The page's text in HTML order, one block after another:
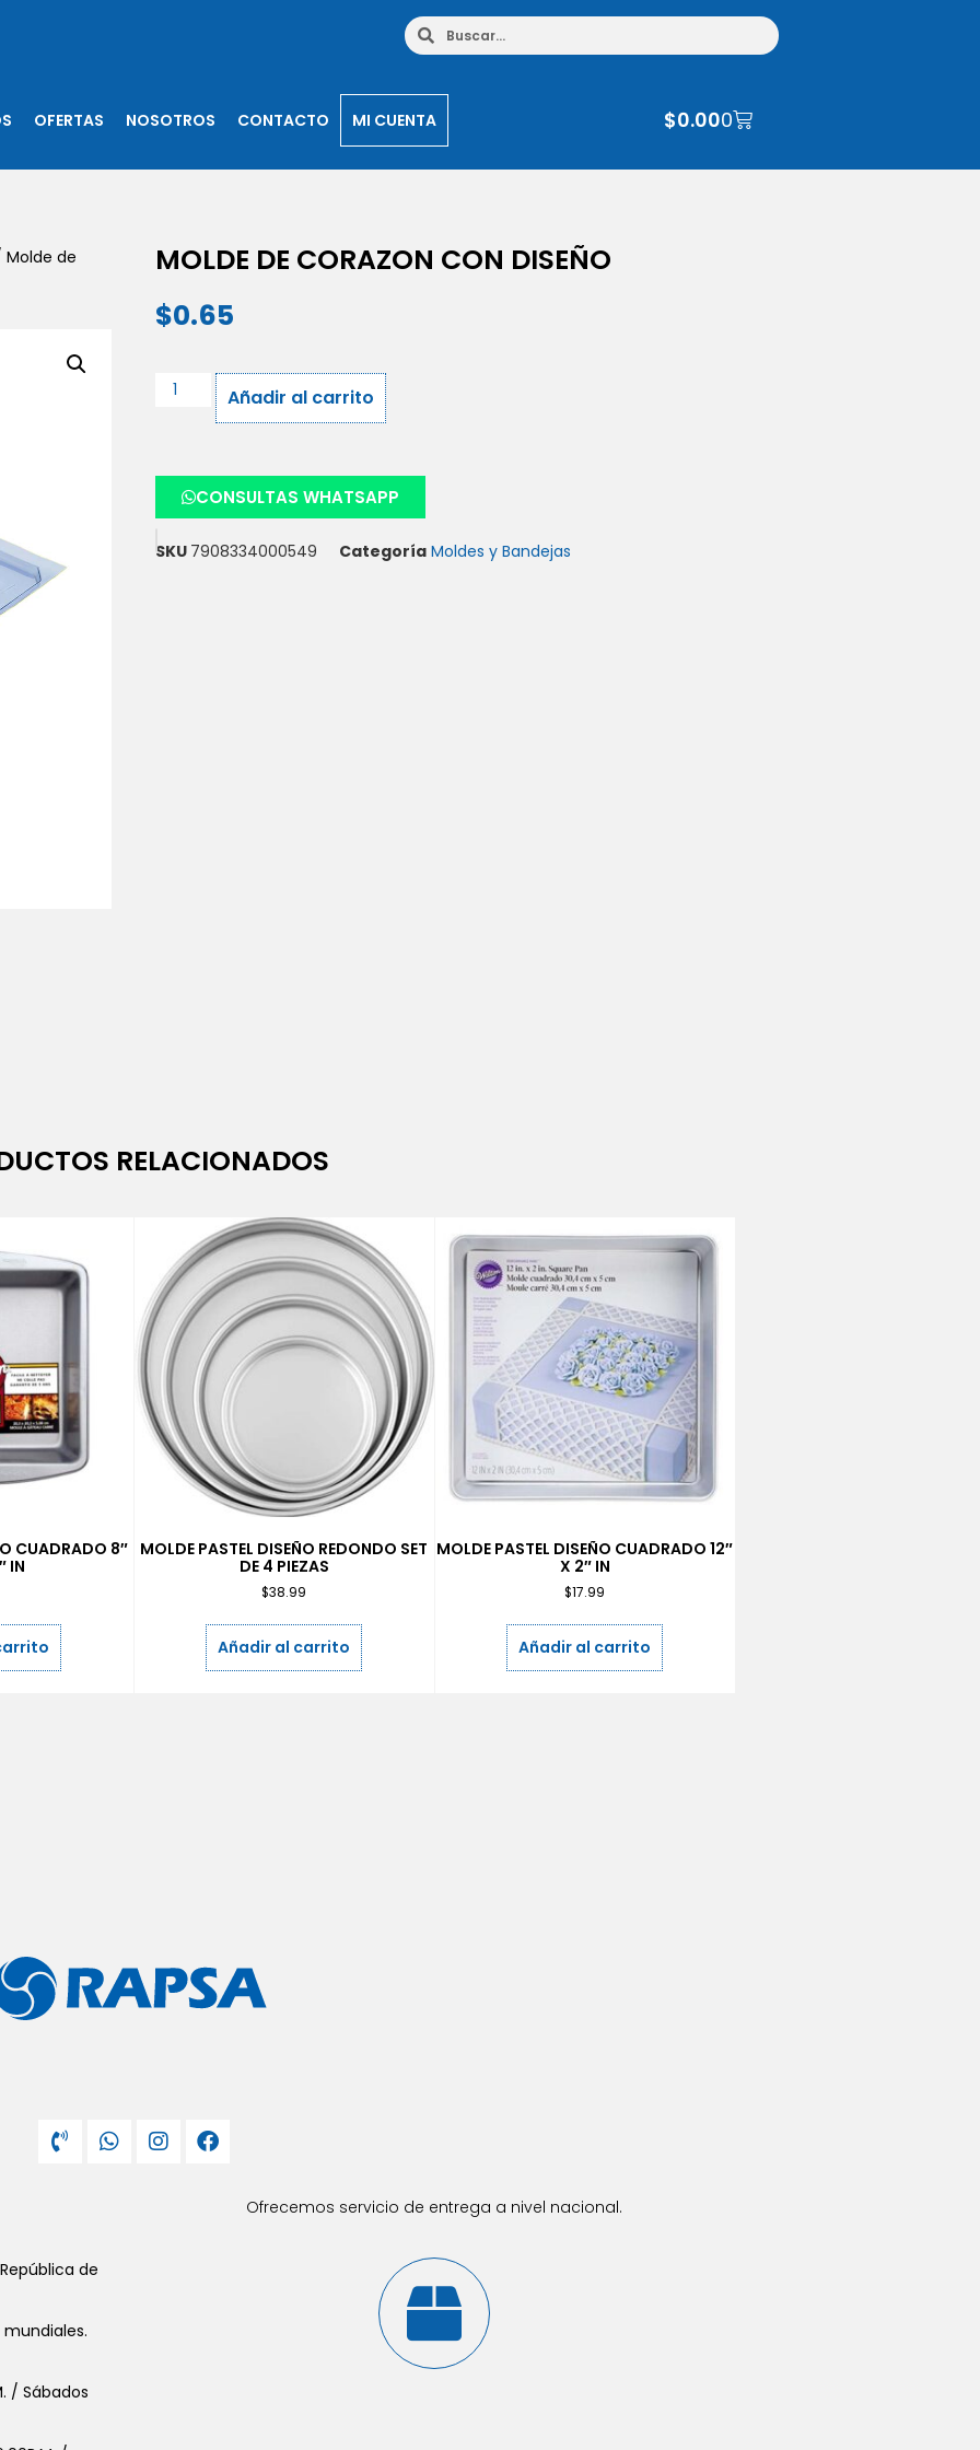
OFERTAS NOSOTROS CONTACTO MI CUENTA $0.000
de
MOLDE DE CORAZON CON DISEÑO
$0.65
Añadir al carrito
CONSULTAS WHATSAPP
SKU 7908334000549 Categoría Moldes y Bandejas
RELACIONADOS
CUADRADO 8″
IN
MOLDE PASTEL DISEÑO REDONDO SET
DE 4 PIEZAS
$38.99
Añadir al carrito
MOLDE PASTEL DISEÑO CUADRADO 12″
X 2″ IN
$17.99
Añadir al carrito
de
/ Sábados
Ofrecemos servicio de entrega a nivel nacional.